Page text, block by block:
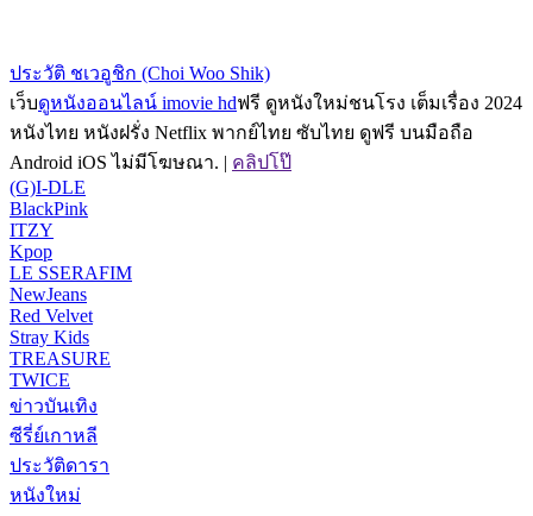
ประวัติ ชเวอูชิก (Choi Woo Shik)
เว็บดูหนังออนไลน์ imovie hdฟรี ดูหนังใหม่ชนโรง เต็มเรื่อง 2024
หนังไทย หนังฝรั่ง Netflix พากย์ไทย ซับไทย ดูฟรี บนมือถือ
Android iOS ไม่มีโฆษณา. | คลิปโป๊
(G)I-DLE
BlackPink
ITZY
Kpop
LE SSERAFIM
NewJeans
Red Velvet
Stray Kids
TREASURE
TWICE
ข่าวบันเทิง
ซีรี่ย์เกาหลี
ประวัติดารา
หนังใหม่